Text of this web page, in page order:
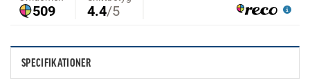
SPECIFIKATIONER